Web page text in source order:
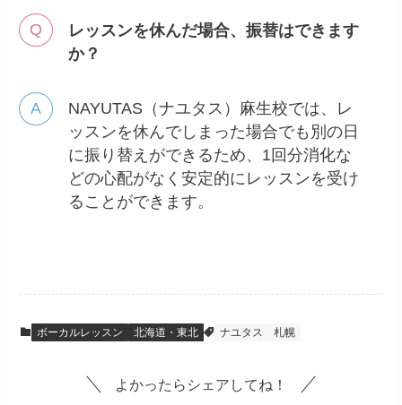
レッスンを休んだ場合、振替はできます
か？
NAYUTAS（ナユタス）麻生校では、レ
ッスンを休んでしまった場合でも別の日
に振り替えができるため、1回分消化な
どの心配がなく安定的にレッスンを受け
ることができます。
ボーカルレッスン 北海道・東北 ナユタス 札幌
よかったらシェアしてね！